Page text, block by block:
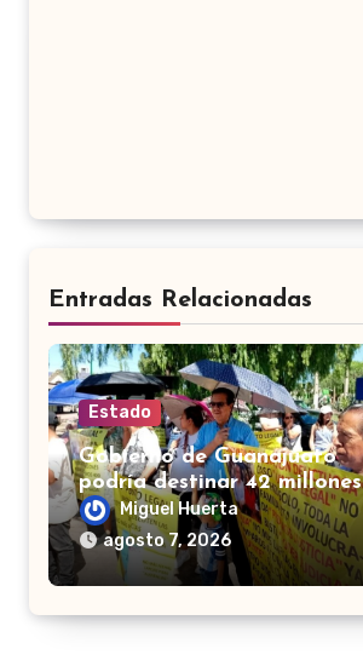
Entradas Relacionadas
Estado
Gobierno de Guanajuato
podría destinar 42 millones
de pesos para víctimas de
Punto Legal
Miguel Huerta
agosto 7, 2026